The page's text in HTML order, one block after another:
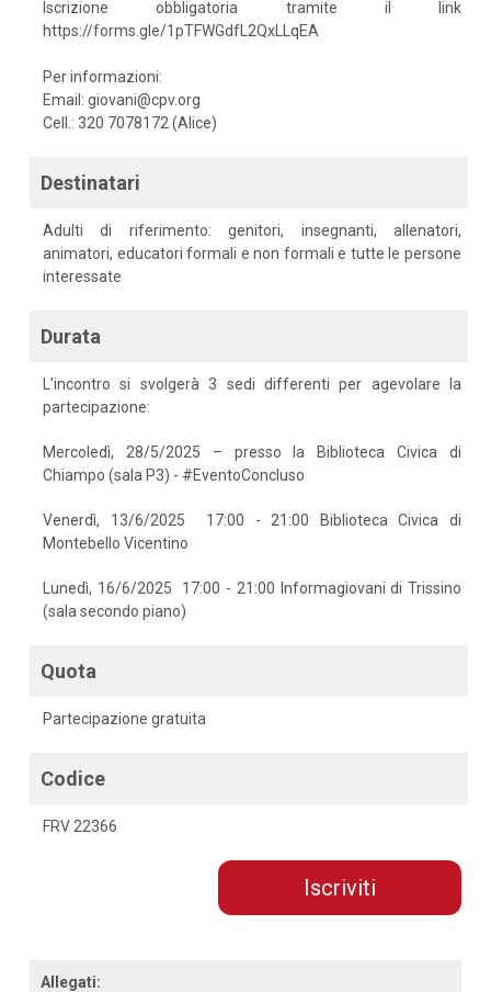
Iscrizione obbligatoria tramite il link
https://forms.gle/1pTFWGdfL2QxLLqEA
Per informazioni:
Email: giovani@cpv.org
Cell.: 320 7078172 (Alice)
Destinatari
Adulti di riferimento: genitori, insegnanti, allenatori,
animatori, educatori formali e non formali e tutte le persone
interessate
Durata
L'incontro si svolgerà 3 sedi differenti per agevolare la
partecipazione:
Mercoledì, 28/5/2025 – presso la Biblioteca Civica di
Chiampo (sala P3) - #EventoConcluso
Venerdì, 13/6/2025 17:00 - 21:00 Biblioteca Civica di
Montebello Vicentino
Lunedì, 16/6/2025 17:00 - 21:00 Informagiovani di Trissino
(sala secondo piano)
Quota
Partecipazione gratuita
Codice
FRV 22366
Iscriviti
Allegati: